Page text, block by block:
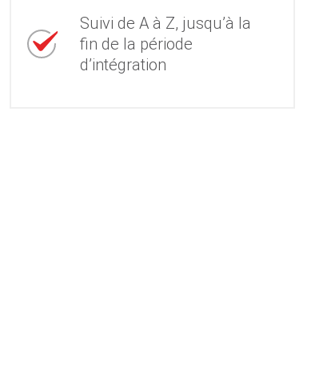
Suivi de A à Z, jusqu’à la
fin de la période
d’intégration